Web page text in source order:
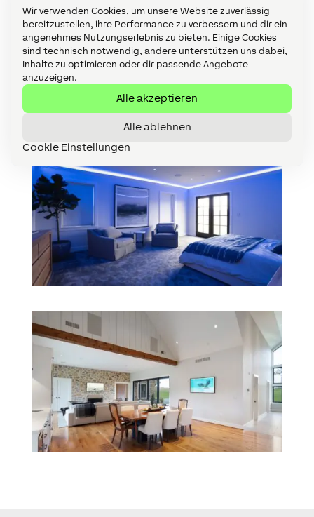
Wir verwenden Cookies, um unsere Website zuverlässig
bereitzustellen, ihre Performance zu verbessern und dir ein
angenehmes Nutzungserlebnis zu bieten. Einige Cookies
sind technisch notwendig, andere unterstützen uns dabei,
Inhalte zu optimieren oder dir passende Angebote
anzuzeigen.
Alle akzeptieren
Alle ablehnen
Cookie Einstellungen